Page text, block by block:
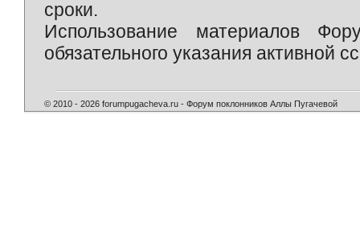
сроки.
Использование материалов
обязательного указания активной
© 2010 - 2026 forumpugacheva.ru - Форум поклонников Аллы Пугачевой